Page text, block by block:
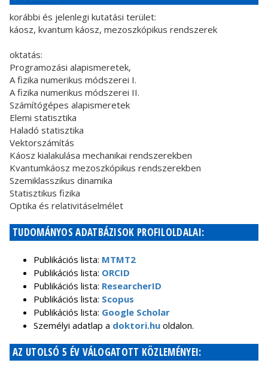
korábbi és jelenlegi kutatási terület:
káosz, kvantum káosz, mezoszkópikus rendszerek
oktatás:
Programozási alapismeretek,
A fizika numerikus módszerei I.
A fizika numerikus módszerei II.
Számítógépes alapismeretek
Elemi statisztika
Haladó statisztika
Vektorszámítás
Káosz kialakulása mechanikai rendszerekben
Kvantumkáosz mezoszkópikus rendszerekben
Szemiklasszikus dinamika
Statisztikus fizika
Optika és relativitáselmélet
TUDOMÁNYOS ADATBÁZISOK PROFILOLDALAI:
Publikációs lista: MTMT2
Publikációs lista: ORCID
Publikációs lista: ResearcherID
Publikációs lista: Scopus
Publikációs lista: Google Scholar
Személyi adatlap a doktori.hu oldalon.
AZ UTOLSÓ 5 ÉV VÁLOGATOTT KÖZLEMÉNYEI: